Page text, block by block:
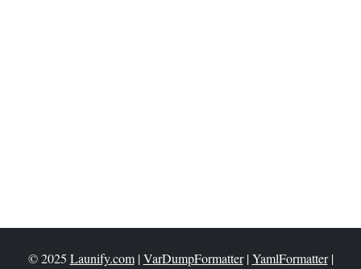
© 2025 Launify.com|VarDumpFormatter|YamlFormatter|